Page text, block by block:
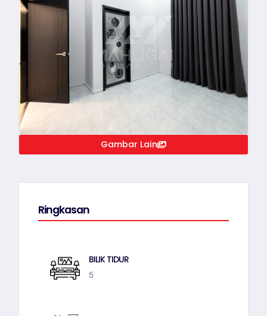
Gambar Lain
Ringkasan
BILIK TIDUR
5